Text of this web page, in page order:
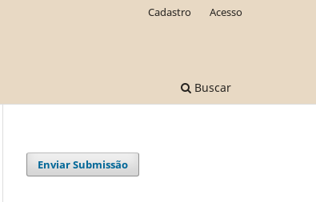
Buscar
Cadastro Acesso
Enviar Submissão